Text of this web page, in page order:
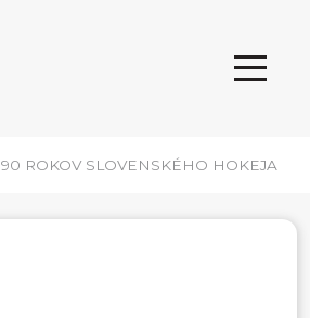
90 ROKOV SLOVENSKÉHO HOKEJA